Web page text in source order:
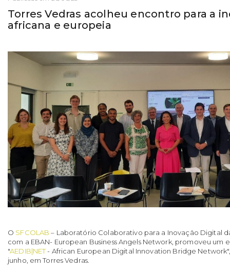
Torres Vedras acolheu encontro para a
africana e europeia
O SFCOLAB – Laboratório Colaborativo para a Inovação Digital
com a EBAN- European Business Angels Network, promoveu
"AEDIB|NET- African European Digital Innovation Bridge Network",
junho, em Torres Vedras.